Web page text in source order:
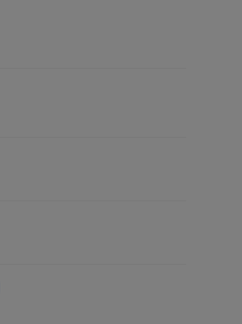
voor Schermresolutie
TV
informatie voor Aantal